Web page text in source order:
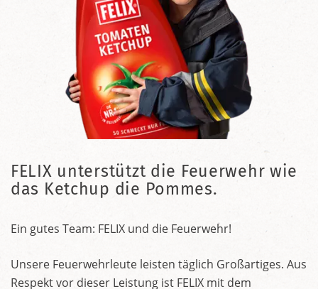
FELIX unterstützt die Feuerwehr wie
das Ketchup die Pommes.
Ein gutes Team: FELIX und die Feuerwehr!
Unsere Feuerwehrleute leisten täglich Großartiges. Aus
Respekt vor dieser Leistung ist FELIX mit dem